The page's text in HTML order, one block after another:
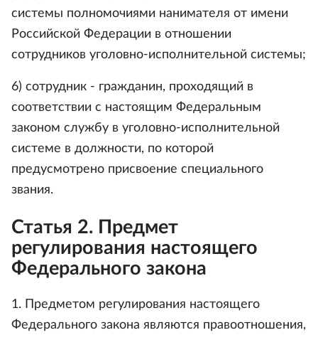
системы полномочиями нанимателя от имени
Российской Федерации в отношении
сотрудников уголовно-исполнительной системы;
6) сотрудник - гражданин, проходящий в
соответствии с настоящим Федеральным
законом службу в уголовно-исполнительной
системе в должности, по которой
предусмотрено присвоение специального
звания.
Статья 2. Предмет
регулирования настоящего
Федерального закона
1. Предметом регулирования настоящего
Федерального закона являются правоотношения,